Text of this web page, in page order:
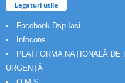
Legaturi utile
Facebook Dsp Iasi
Infocons
PLATFORMA NAȚIONALĂ
URGENȚĂ